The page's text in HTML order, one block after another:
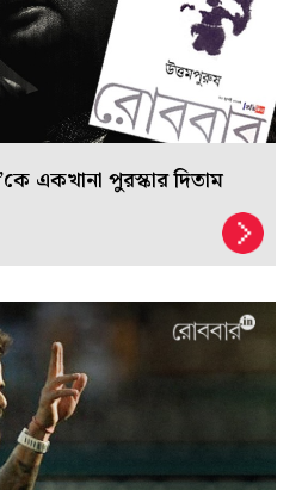
একখানা পুরস্কার দিতাম